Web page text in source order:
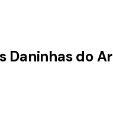
Daninhas do